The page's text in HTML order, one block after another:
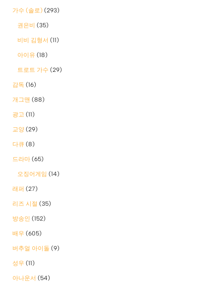
가수 (솔로) (293)
권은비 (35)
비비 김형서 (11)
아이유 (18)
트로트 가수 (29)
감독 (16)
개그맨 (88)
광고 (11)
교양 (29)
다큐 (8)
드라마 (65)
오징어게임 (14)
래퍼 (27)
리즈 시절 (35)
방송인 (152)
배우 (605)
버추얼 아이돌 (9)
성우 (11)
아나운서 (54)